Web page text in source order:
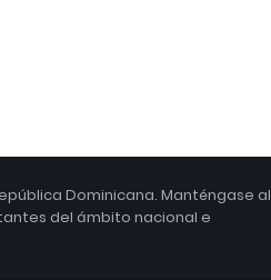
Dominicana. Manténgase al
del ámbito nacional e